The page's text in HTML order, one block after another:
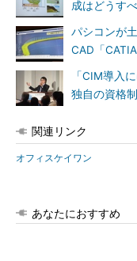
成はどうす
パシコンが
CAD「
「CIM導入
独自の資格
関連リンク
オフィスケイワン
あなたにおすすめ